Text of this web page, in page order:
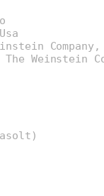
Company,
The Weinstein